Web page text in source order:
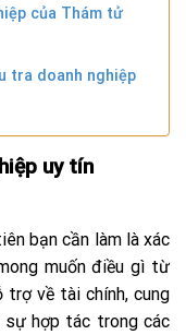
của Thám tử
tra doanh nghiệp
uy tín
bạn cần làm là xác
muốn điều gì từ
về tài chính, cung
sự hợp tác trong các